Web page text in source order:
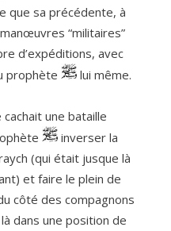
que sa précédente, à
“militaires”
d’expéditions, avec
prophète
lui même.
une bataille
inverser la
(qui était jusque là
et faire le plein de
côté des compagnons
dans une position de